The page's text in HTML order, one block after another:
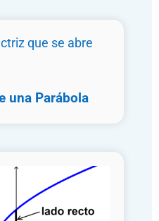
una Parábola